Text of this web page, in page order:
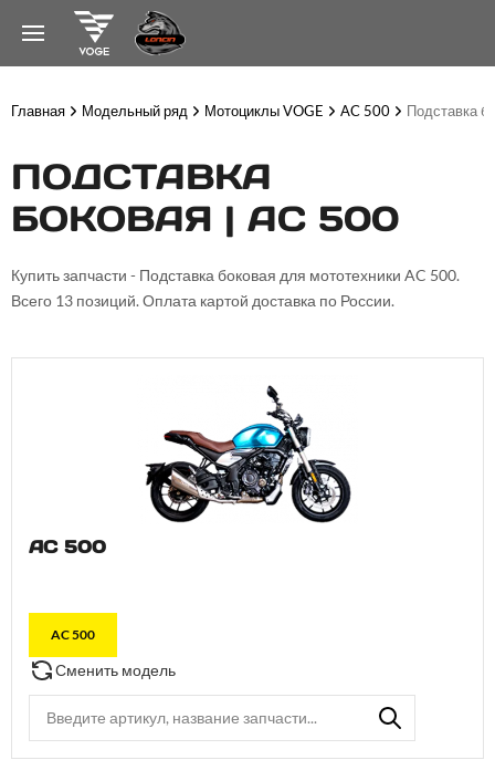
Главная Модельный ряд Мотоциклы VOGE AC 500 Подставка
ПОДСТАВКА
БОКОВАЯ | AC 500
Купить запчасти - Подставка боковая для мототехники AC 500.
Всего 13 позиций. Оплата картой доставка по России.
AC 500
AC 500
Сменить модель